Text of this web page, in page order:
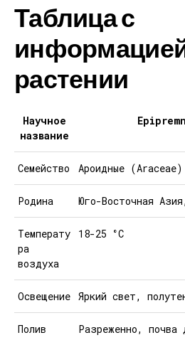
Таблица с
растении
Научное
название
Семейство Ароидные (Araceae)
Родина Юго-Восточная
Температу
ра
воздуха
18-25 °C
Освещение Яркий свет,
Полив
Разреженно, почва